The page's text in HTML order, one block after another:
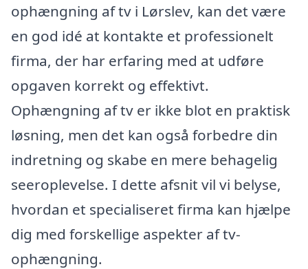
ophængning af tv i Lørslev, kan det være
en god idé at kontakte et professionelt
firma, der har erfaring med at udføre
opgaven korrekt og effektivt.
Ophængning af tv er ikke blot en praktisk
løsning, men det kan også forbedre din
indretning og skabe en mere behagelig
seeroplevelse. I dette afsnit vil vi belyse,
hvordan et specialiseret firma kan hjælpe
dig med forskellige aspekter af tv-
ophængning.